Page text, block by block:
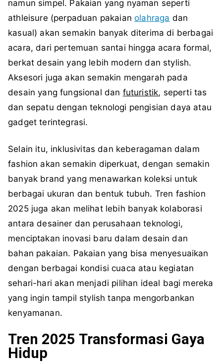
namun simpel. Pakaian yang nyaman seperti
athleisure (perpaduan pakaianolahraga dan
kasual) akan semakin banyak diterima di berbagai
acara, dari pertemuan santai hingga acara formal,
berkat desain yang lebih modern dan stylish.
Aksesori juga akan semakin mengarah pada
desain yang fungsional dan futuristik, seperti tas
dan sepatu dengan teknologi pengisian daya atau
gadget terintegrasi.
Selain itu, inklusivitas dan keberagaman dalam
fashion akan semakin diperkuat, dengan semakin
banyak brand yang menawarkan koleksi untuk
berbagai ukuran dan bentuk tubuh. Tren fashion
2025 juga akan melihat lebih banyak kolaborasi
antara desainer dan perusahaan teknologi,
menciptakan inovasi baru dalam desain dan
bahan pakaian. Pakaian yang bisa menyesuaikan
dengan berbagai kondisi cuaca atau kegiatan
sehari-hari akan menjadi pilihan ideal bagi mereka
yang ingin tampil stylish tanpa mengorbankan
kenyamanan.
Tren 2025 Transformasi Gaya
Hidup